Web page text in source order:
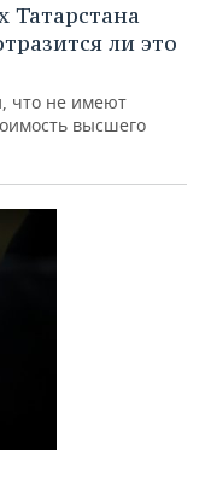
Татарстана
ли это
что не имеют
высшего